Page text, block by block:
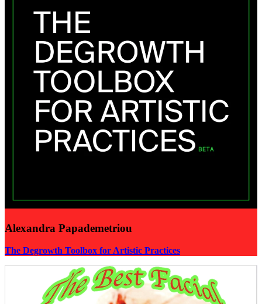
Alexandra Papademetriou
The Degrowth Toolbox for Artistic Practices